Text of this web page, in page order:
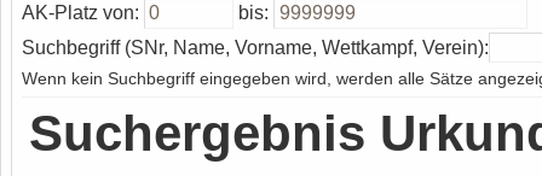
AK-Platz von:
bis:
Suchbegriff (SNr, Name, Vorname, Wettkampf, Verein):
Wenn kein Suchbegriff eingegeben wird, werden alle Sätze
Suchergebnis